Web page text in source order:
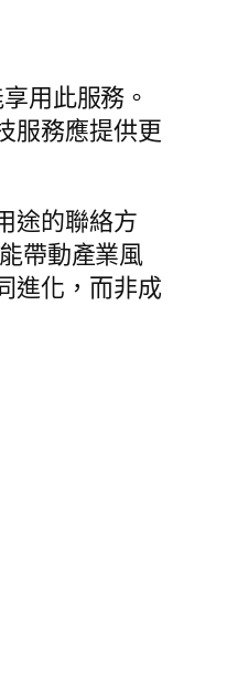
用此服務。
服務應提供更
途的聯絡方
帶動產業風
進化，而非成